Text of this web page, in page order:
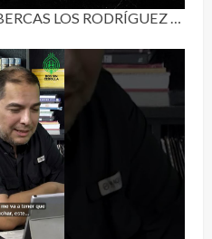
EL MISTERIO DE LAS ALBERCAS LOS RODRÍGUEZ | RELATO PARANORMAL